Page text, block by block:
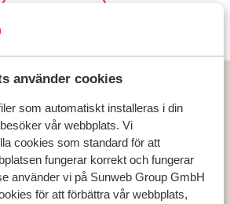
använder cookies
som automatiskt installeras i din
vår webbplats. Vi
cookies som standard för att
fungerar korrekt och fungerar
använder vi på Sunweb Group GmbH
för att förbättra vår webbplats,
Kreta
Rethymnon
länder